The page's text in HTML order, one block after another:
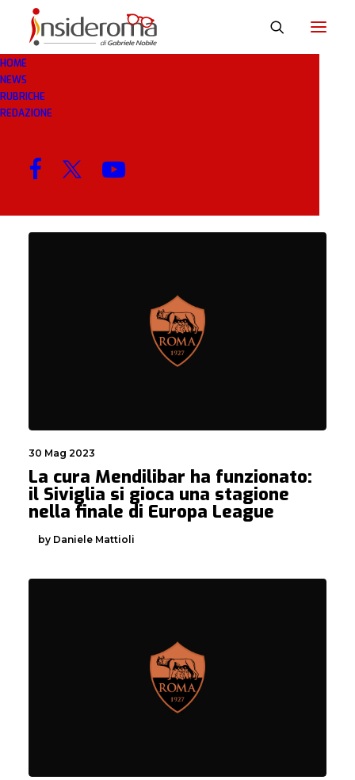
HOME
NEWS
RUBRICHE
REDAZIONE
MENDILIBAR
MENU
30 Mag 2023
La cura Mendilibar ha funzionato:
il Siviglia si gioca una stagione
nella finale di Europa League
by Daniele Mattioli